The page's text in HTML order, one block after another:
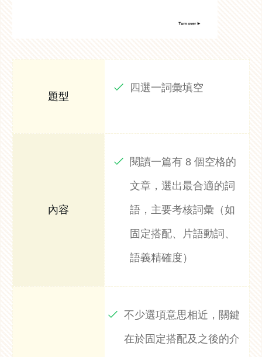
四選一詞彙填空
閱讀一篇有 8 個空格的
文章，選出最合適的詞
語，主要考核詞彙（如
固定搭配、片語動詞、
語義精確度）
不少選項意思相近，關鍵
在於固定搭配及之後的介